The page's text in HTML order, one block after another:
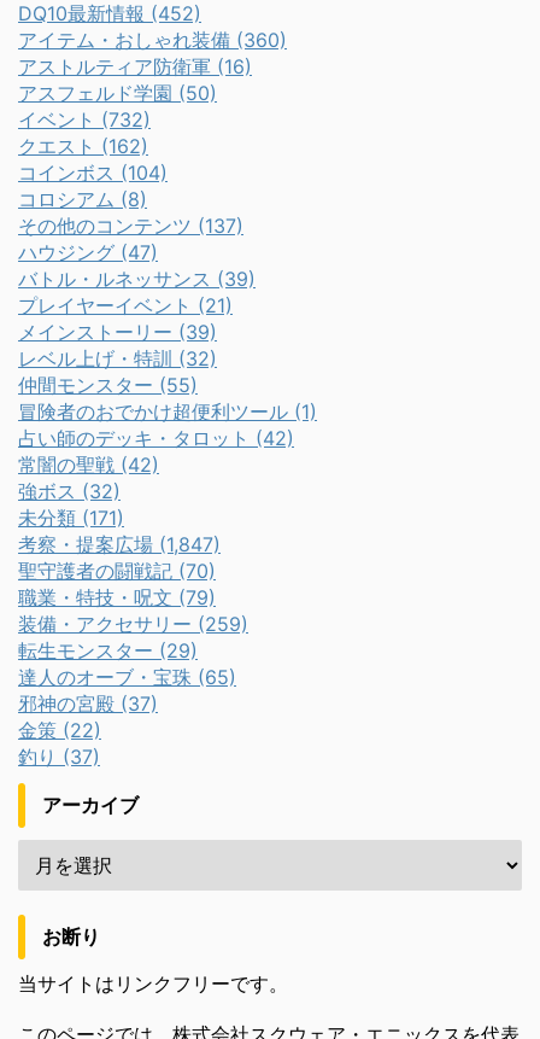
DQ10最新情報 (452)
アイテム・おしゃれ装備 (360)
アストルティア防衛軍 (16)
アスフェルド学園 (50)
イベント (732)
クエスト (162)
コインボス (104)
コロシアム (8)
その他のコンテンツ (137)
ハウジング (47)
バトル・ルネッサンス (39)
プレイヤーイベント (21)
メインストーリー (39)
レベル上げ・特訓 (32)
仲間モンスター (55)
冒険者のおでかけ超便利ツール (1)
占い師のデッキ・タロット (42)
常闇の聖戦 (42)
強ボス (32)
未分類 (171)
考察・提案広場 (1,847)
聖守護者の闘戦記 (70)
職業・特技・呪文 (79)
装備・アクセサリー (259)
転生モンスター (29)
達人のオーブ・宝珠 (65)
邪神の宮殿 (37)
金策 (22)
釣り (37)
アーカイブ
お断り
当サイトはリンクフリーです。